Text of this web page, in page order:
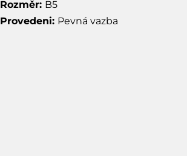
Rozměr: B5
Provedeni: Pevná vazba